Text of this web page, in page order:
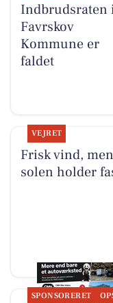
Indbrudsraten
Favrskov
Kommune er
faldet
VEJRET
Frisk vind, men
solen holder
SPONSORERET